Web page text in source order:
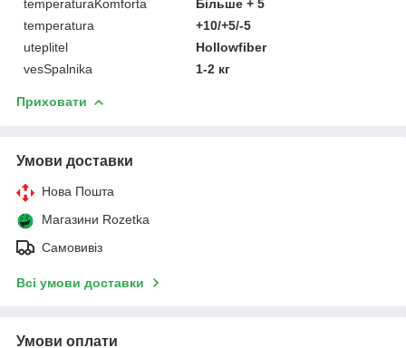
temperaturaKomforta
Більше + 5
temperatura
+10/+5/-5
uteplitel
Hollowfiber
vesSpalnika
1-2 кг
Приховати
Умови доставки
Нова Пошта
Магазини Rozetka
Самовивіз
Всі умови доставки
Умови оплати